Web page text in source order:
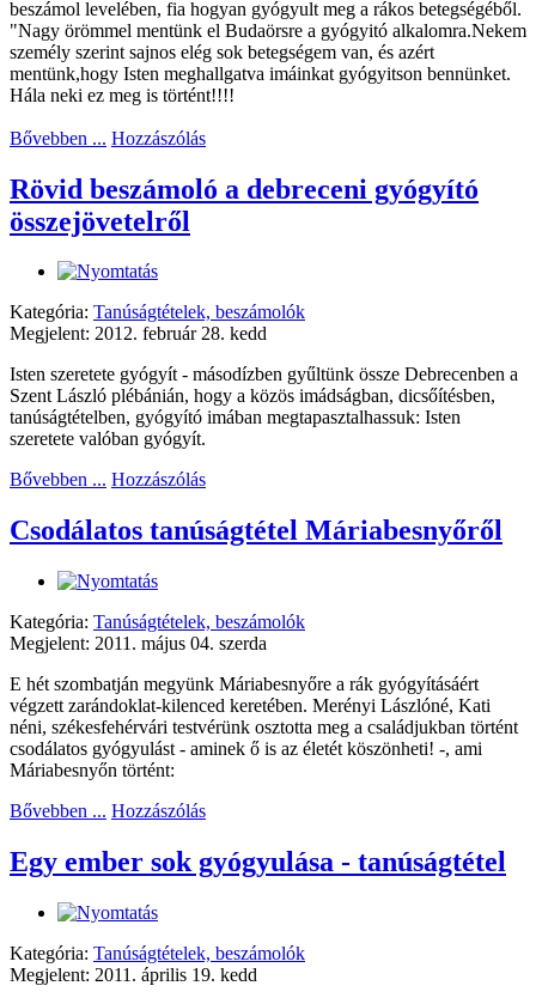
beszámol levelében, fia hogyan gyógyult meg a rákos betegségéből.
"Nagy örömmel mentünk el Budaörsre a gyógyitó alkalomra.Nekem
személy szerint sajnos elég sok betegségem van, és azért
mentünk,hogy Isten meghallgatva imáinkat gyógyitson bennünket.
Hála neki ez meg is történt!!!!
Bővebben ... Hozzászólás
Rövid beszámoló a debreceni gyógyító
összejövetelről
Kategória: Tanúságtételek, beszámolók
Megjelent: 2012. február 28. kedd
Isten szeretete gyógyít - másodízben gyűltünk össze Debrecenben a
Szent László plébánián, hogy a közös imádságban, dicsőítésben,
tanúságtételben, gyógyító imában megtapasztalhassuk: Isten
szeretete valóban gyógyít.
Bővebben ... Hozzászólás
Csodálatos tanúságtétel Máriabesnyőről
Kategória: Tanúságtételek, beszámolók
Megjelent: 2011. május 04. szerda
E hét szombatján megyünk Máriabesnyőre a rák gyógyításáért
végzett zarándoklat-kilenced keretében. Merényi Lászlóné, Kati
néni, székesfehérvári testvérünk osztotta meg a családjukban történt
csodálatos gyógyulást - aminek ő is az életét köszönheti! -, ami
Máriabesnyőn történt:
Bővebben ... Hozzászólás
Egy ember sok gyógyulása - tanúságtétel
Kategória: Tanúságtételek, beszámolók
Megjelent: 2011. április 19. kedd